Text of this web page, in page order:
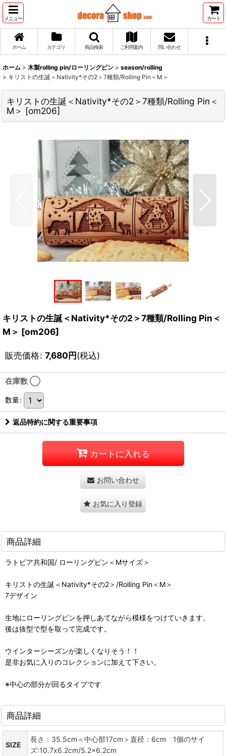
メニュー カート
ホーム カテゴリ 商品検索 ご利用案内 問い合わせ
ホーム > 木製rolling pin/ローリングピン > season/rolling
> キリストの生誕＜Nativity*その2＞7種類/Rolling Pin＜M＞
キリストの生誕＜Nativity*その2＞7種類/Rolling Pin＜
M＞ [om206]
キリストの生誕＜Nativity*その2＞7種類/Rolling Pin＜
M＞ [om206]
販売価格: 7,680円(税込)
在庫数 ◯
数量:
返品特約に関する重要事項
カートに入れる
お問い合わせ
お気に入り登録
商品詳細
ラトビア共和国/ ローリングピン＜Mサイズ＞
キリストの生誕＜Nativity*その2＞/Rolling Pin＜M＞
7デザイン
生地にローリングピンを押しあてながら模様をつけていきます。
後は抜型で型を取って完成です。
ウインターシーズンが楽しくなりそう！！
是非お気に入りのコレクションに加えて下さい。
※中心の部分が回るタイプです
商品詳細
SIZE
長さ：35.5cm＜中心部17cm＞直径：6cm 1個のサイ
ズ:10.7x6.2cm/5.2x6.2cm